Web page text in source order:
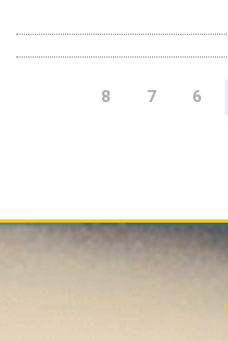
6
7
8